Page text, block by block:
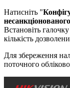
Натисніть "
Встановіть
кількість
Для збереження
поточного